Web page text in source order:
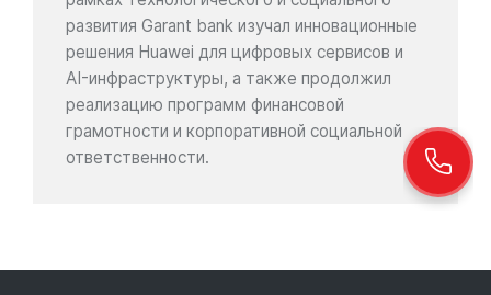
развития Garant bank изучал инновационные
решения Huawei для цифровых сервисов и
AI-инфраструктуры, а также продолжил
реализацию программ финансовой
грамотности и корпоративной социальной
ответственности.